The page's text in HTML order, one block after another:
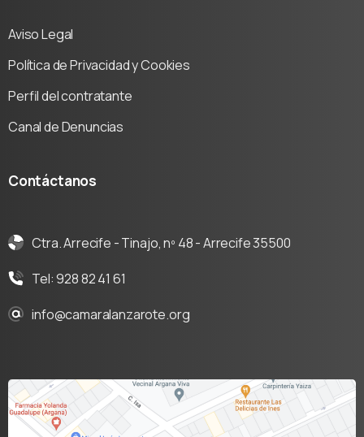
Aviso Legal
Política de Privacidad y Cookies
Perfil del contratante
Canal de Denuncias
Contáctanos
Ctra. Arrecife - Tinajo, nº 48 - Arrecife 35500
Tel: 928 82 41 61
info@camaralanzarote.org